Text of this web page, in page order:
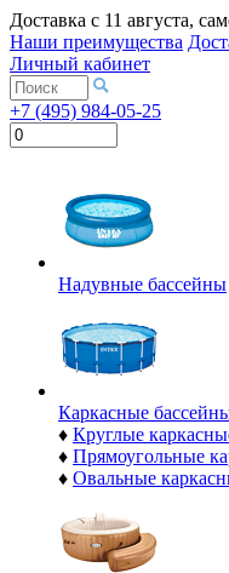
Доставка с 11 августа,
Наши преимущества
Личный кабинет
+7 (495) 984-05-25
Надувные бассейны
Каркасные
♦ Круглые
♦ Прямоугольные
♦ Овальные